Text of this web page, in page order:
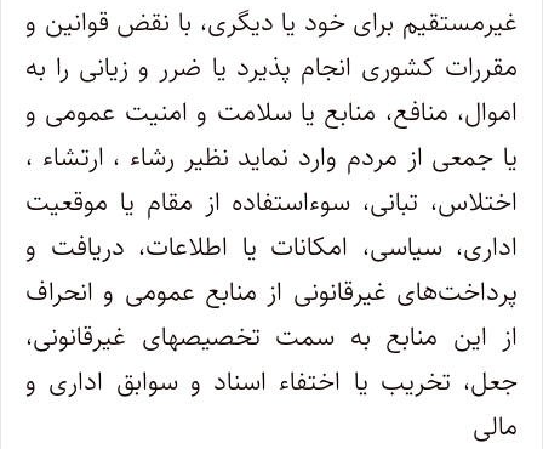
غیرمستقیم برای خود یا دیگری، با نقض قوانین و
مقررات کشوری انجام پذیرد یا ضرر و زیانی را به
اموال، منافع، منابع یا سلامت و امنیت عمومی و
یا جمعی از مردم وارد نماید نظیر رشاء ، ارتشاء ،
اختلاس، تبانی، سوءاستفاده از مقام یا موقعیت
اداری، سیاسی، امکانات یا اطلاعات، دریافت و
پرداخت‌های غیرقانونی از منابع عمومی و انحراف
از این منابع به سمت تخصیصهای غیرقانونی،
جعل، تخریب یا اختفاء اسناد و سوابق اداری و
مالی